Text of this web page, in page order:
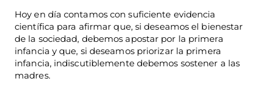
Hoy en día contamos con suficiente evidencia
científica para afirmar que, si deseamos el bienestar
de la sociedad, debemos apostar por la primera
infancia y que, si deseamos priorizar la primera
infancia, indiscutiblemente debemos sostener a las
madres.